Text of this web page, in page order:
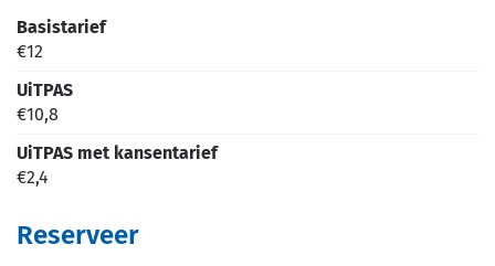
Basistarief
€12
UiTPAS
€10,8
UiTPAS met kansentarief
€2,4
Reserveer